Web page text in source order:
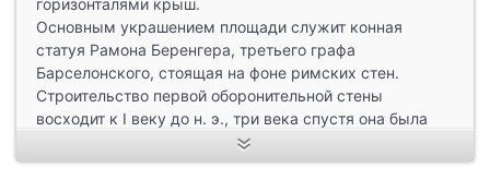
Основным украшением площади служит конная
статуя Рамона Беренгера, третьего графа
Барселонского, стоящая на фоне римских стен.
Строительство первой оборонительной стены
восходит к I веку до н. э., три века спустя она была
усилена второй. Материалы, использованные для ее
строительства, часто брались от остатков других